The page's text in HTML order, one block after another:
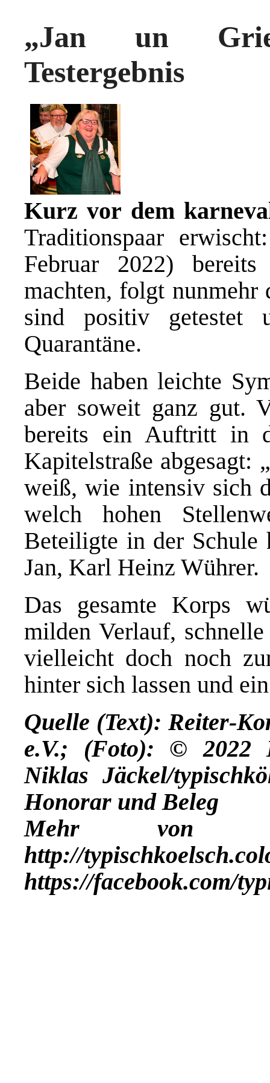
„Jan un
Testergebnis
Kurz vor dem
Traditionspaar
Februar 2022) bereits
machten, folgt nunmehr
sind positiv getestet
Quarantäne.
Beide haben leichte
aber soweit ganz gut.
bereits ein Auftritt in
Kapitelstraße abgesagt:
weiß, wie intensiv sich
welch hohen
Beteiligte in der Schule
Jan, Karl Heinz Wührer.
Das gesamte Korps
milden Verlauf,
vielleicht doch noch
hinter sich lassen und
Quelle (Text): Reiter-
e.V.; (Foto): © 2022
Niklas Jäckel/
Honorar und Beleg
Mehr
http://
https://facebook.com/